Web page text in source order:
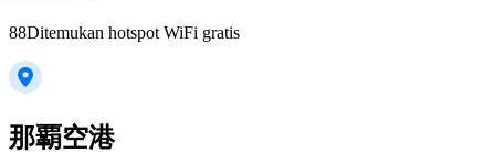
88Ditemukan hotspot WiFi gratis
那覇空港